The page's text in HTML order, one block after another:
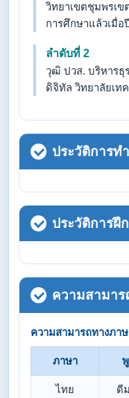
วิทยาเขตชุมพรเข
การศึกษาแล้วเมื่อ
ลำดับที่ 2
วุฒิ ปวส. บริหารธุ
ดิจิทัล วิทยาลัยเท
ประวัติการท
ประวัติการฝึ
ความสามาร
ความสามารถทางภา
ภาษา
ไทย ดี